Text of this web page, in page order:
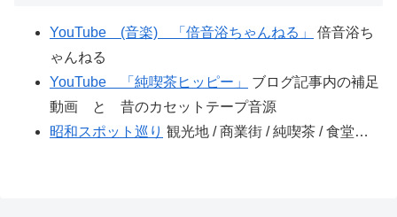
YouTube (音楽) 「倍音浴ちゃんねる」
倍音浴ち
ゃんねる
YouTube 「純喫茶ヒッピー」
ブログ記事内の補足
動画 と 昔のカセットテープ音源
昭和スポット巡り 観光地 / 商業街 / 純喫茶 / 食堂…